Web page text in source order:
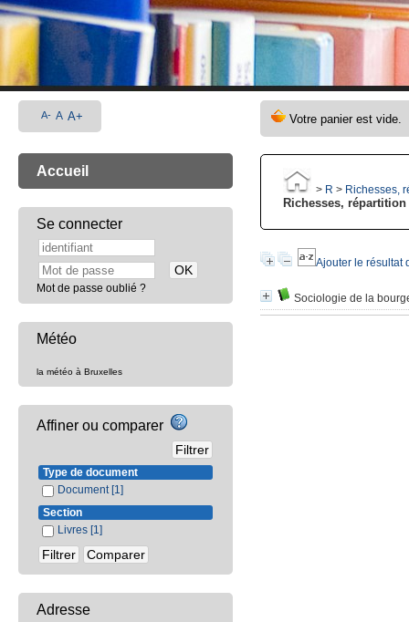
> R > Richesses,
Richesses, répartition
Ajouter le résultat
Sociologie de la
A- A A+
Accueil
Se connecter
Mot de passe oublié ?
Météo
la météo à Bruxelles
Affiner ou comparer
Type de document
Document [1]
Section
Livres [1]
Adresse